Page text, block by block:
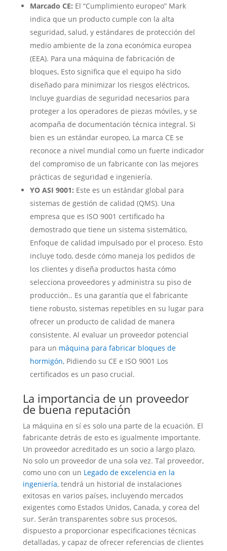
Marcado CE: El “Cumplimiento europeo” Mark
indica que un producto cumple con la alta
seguridad, salud, y estándares de protección del
medio ambiente de la zona económica europea
(EEA). Para una máquina de fabricación de
bloques, Esto significa que el equipo ha sido
diseñado para minimizar los riesgos eléctricos,
Incluye guardias de seguridad necesarios para
proteger a los operadores de piezas móviles, y se
acompaña de documentación técnica integral. Si
bien es un estándar europeo, La marca CE se
reconoce a nivel mundial como un fuerte indicador
del compromiso de un fabricante con las mejores
prácticas de seguridad e ingeniería.
YO ASI 9001: Este es un estándar global para
sistemas de gestión de calidad (QMS). Una
empresa que es ISO 9001 certificado ha
demostrado que tiene un sistema sistemático,
Enfoque de calidad impulsado por el proceso. Esto
incluye todo, desde cómo maneja los pedidos de
los clientes y diseña productos hasta cómo
selecciona proveedores y administra su piso de
producción.. Es una garantía que el fabricante
tiene robusto, sistemas repetibles en su lugar para
ofrecer un producto de calidad de manera
consistente. Al evaluar un proveedor potencial
para un máquina para fabricar bloques de
hormigón, Pidiendo su CE e ISO 9001 Los
certificados es un paso crucial.
La importancia de un proveedor
de buena reputación
La máquina en sí es solo una parte de la ecuación. El
fabricante detrás de esto es igualmente importante.
Un proveedor acreditado es un socio a largo plazo,
No solo un proveedor de una sola vez. Tal proveedor,
como uno con un Legado de excelencia en la
ingeniería, tendrá un historial de instalaciones
exitosas en varios países, incluyendo mercados
exigentes como Estados Unidos, Canada, y corea del
sur. Serán transparentes sobre sus procesos,
dispuesto a proporcionar especificaciones técnicas
detalladas, y capaz de ofrecer referencias de clientes